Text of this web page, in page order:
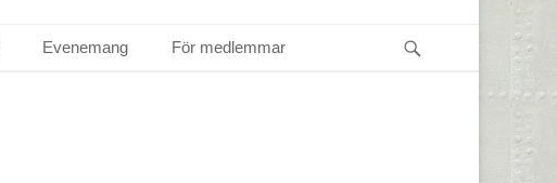
Evenemang För medlemmar